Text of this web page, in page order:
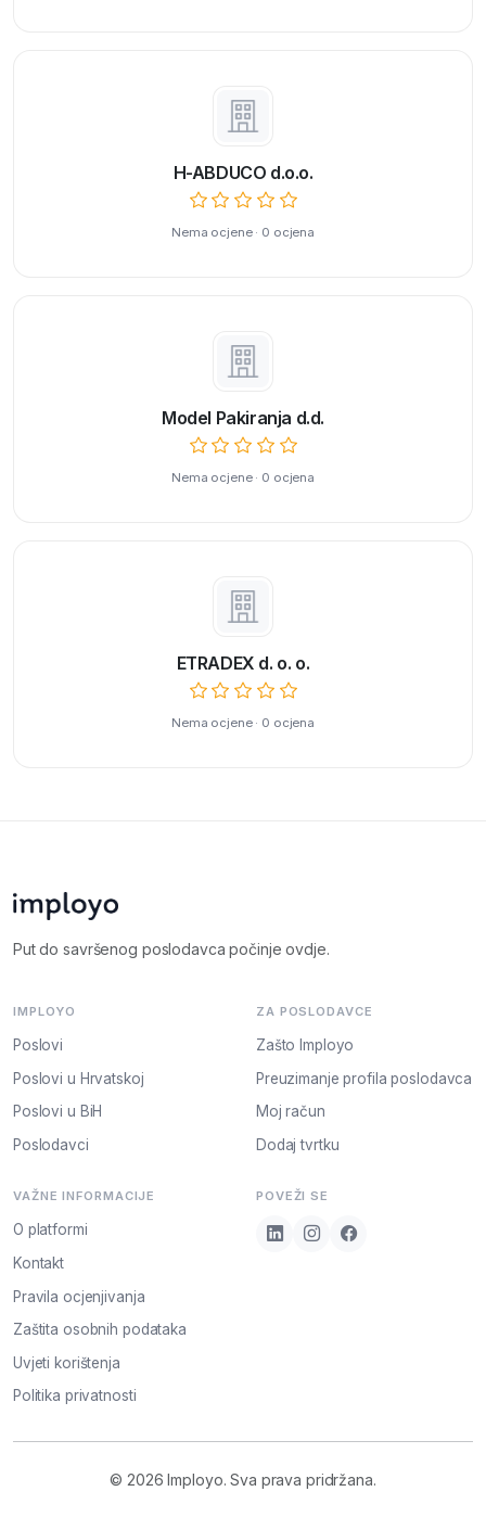
H-ABDUCO d.o.o.
Nema ocjene · 0 ocjena
Model Pakiranja d.d.
Nema ocjene · 0 ocjena
ETRADEX d. o. o.
Nema ocjene · 0 ocjena
Put do savršenog poslodavca počinje ovdje.
IMPLOYO
Poslovi
Poslovi u Hrvatskoj
Poslovi u BiH
Poslodavci
ZA POSLODAVCE
Zašto Imployo
Preuzimanje profila poslodavca
Moj račun
Dodaj tvrtku
VAŽNE INFORMACIJE
O platformi
Kontakt
Pravila ocjenjivanja
Zaštita osobnih podataka
Uvjeti korištenja
Politika privatnosti
POVEŽI SE
© 2026 Imployo. Sva prava pridržana.